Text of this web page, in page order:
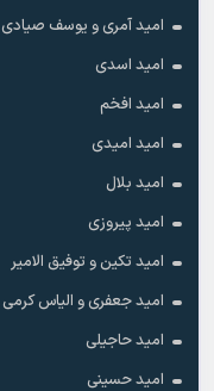
امید آمری و یوسف صیادی
امید اسدی
امید افخم
امید امیدی
امید بلال
امید پیروزی
امید تکین و توفیق الامیر
امید جعفری و الیاس کرمی
امید حاجیلی
امید حسینی